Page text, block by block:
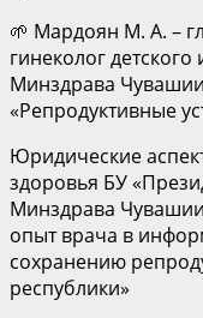
🌱 Мардоян М. А. –
гинеколог
Минздрава
«Репродуктивные
Юридические
здоровья БУ
Минздрава
опыт врача в
сохранению
республики»